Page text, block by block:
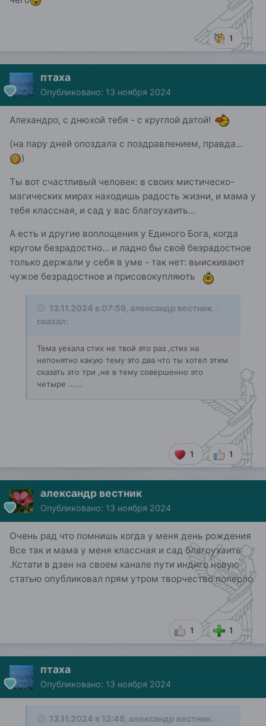
1
птаха
Опубликовано: 13 ноября 2024
Алехандро, с днюхой тебя - с круглой датой!
(на пару дней опоздала с поздравлением, правда...
)
Ты вот счастливый человек: в своих мистическо-
магических мирах находишь радость жизни, и мама у
тебя классная, и сад у вас благоухаить...
А есть и другие воплощения у Единого Бога, когда
кругом безрадостно... и ладно бы своё безрадостное
только держали у себя в уме - так нет: выискивают
чужое безрадостное и присовокупляють
13.11.2024 в 07:59, александр вестник
сказал:
Тема уехала стих не твой это раз ,стих на
непонятно какую тему это два что ты хотел этим
сказать это три ,не в тему совершенно это
четыре ......
1 1
александр вестник
Опубликовано: 13 ноября 2024
Очень рад что помнишь когда у меня день рождения
Все так и мама у меня классная и сад благоухаить
.Кстати в дзен на своем канале пути индиго новую
статью опубликовал прям утром творчество поперло.
1 1
птаха
Опубликовано: 13 ноября 2024
13.11.2024 в 12:48, александр вестник